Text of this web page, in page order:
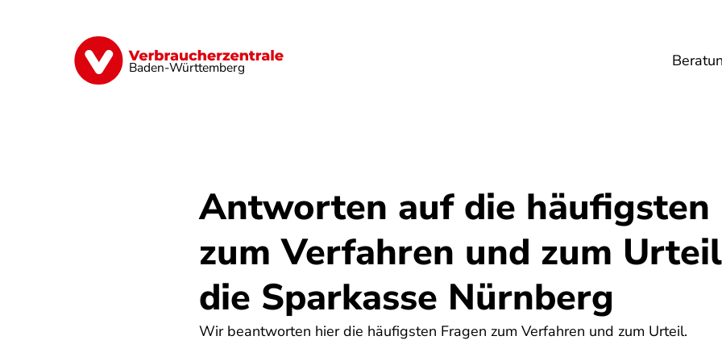
Baden-Württemberg
Geld & Versicherungen Digitales
Antworten auf die häufigsten
zum Verfahren und zum
die Sparkasse Nürnberg
Wir beantworten hier die häufigsten Fragen zum Verfahren und zum Urteil.